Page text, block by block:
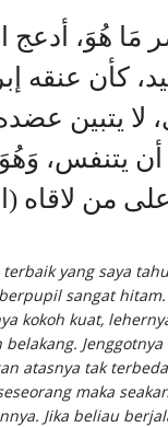
هُوَ، أدعج
كأن عنقه
لا يتبين
يتنفس،
من لاقاه
terbaik yang saya
sangat
kokoh kuat,
atasnya tak
maka
Jika beliau